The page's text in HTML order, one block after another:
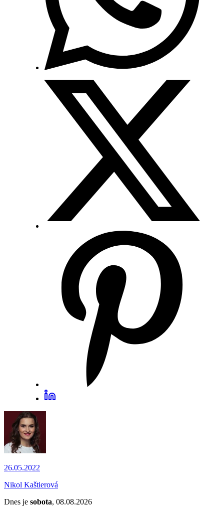
26.05.2022
Nikol Kaštierová
Dnes je sobota, 08.08.2026